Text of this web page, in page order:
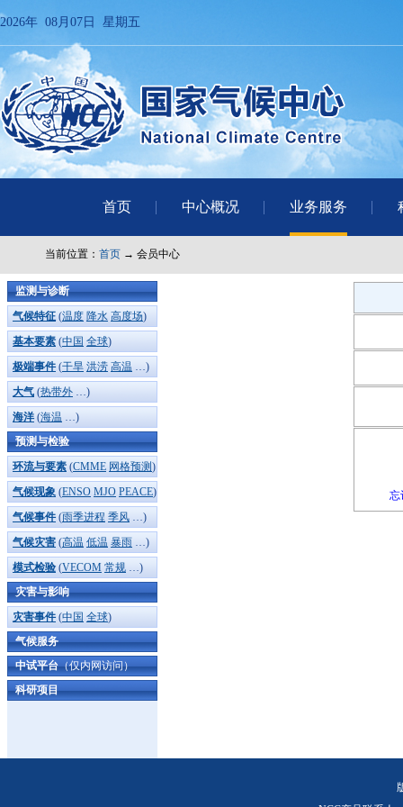
2026年 08月07日 星期五
首页 中心概况 业务服务
当前位置： 首页 → 会员中心
监测与诊断
气候特征 (温度 降水 高度场)
基本要素 (中国 全球)
极端事件(干旱 洪涝 高温 …)
大气 (热带外 …)
海洋(海温 …)
预测与检验
环流与要素 (CMME 网格预测)
气候现象 (ENSO MJO PEACE)
气候事件(雨季进程 季风 …)
气候灾害 (高温 低温 暴雨 …)
模式检验(VECOM 常规 …)
灾害与影响
灾害事件(中国 全球)
气候服务
中试平台（仅内网访问）
科研项目
忘